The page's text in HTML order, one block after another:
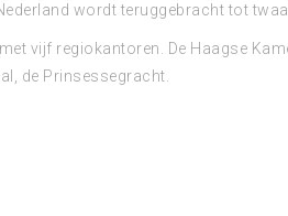
wordt teruggebracht tot
vijf regiokantoren. De Haagse
de Prinsessegracht.